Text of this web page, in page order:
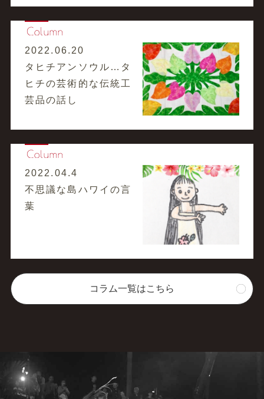
2022.06.20
タヒチアンソウル…タ
ヒチの芸術的な伝統工
芸品の話し
2022.04.4
不思議な島ハワイの言
葉
コラム一覧はこちら